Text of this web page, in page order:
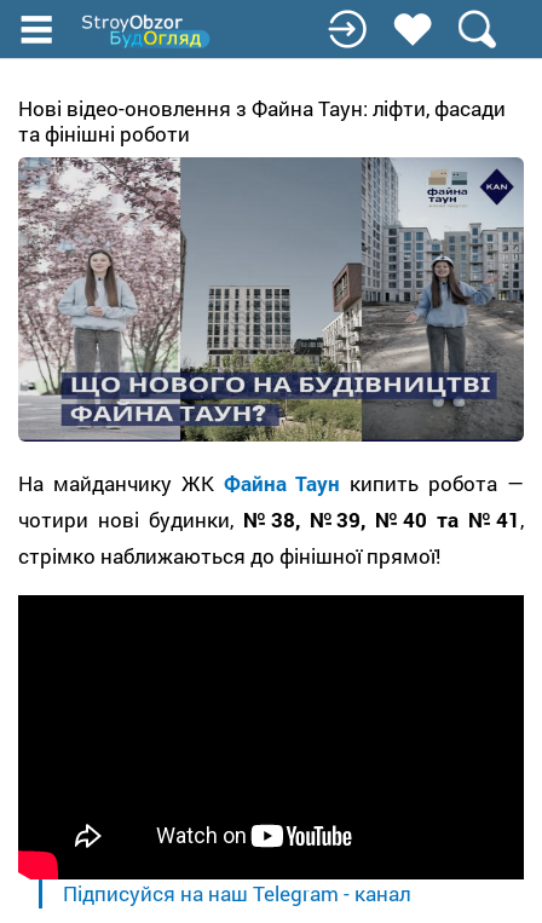
Перейти
до
вмісту
Нові відео-оновлення з Файна Таун: ліфти, фасади
та фінішні роботи
На майданчику ЖК Файна Таун кипить робота —
чотири нові будинки, №38, №39, №40 та №41,
стрімко наближаються до фінішної прямої!
Підписуйся на наш Telegram - канал